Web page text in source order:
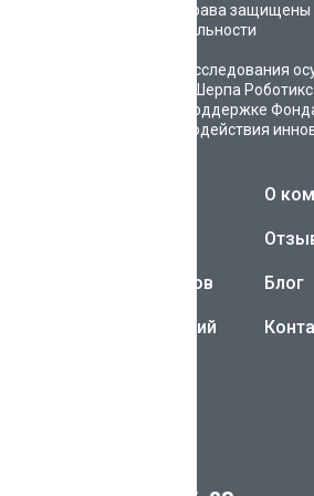
Sherpa AI. Все права защищены
Политика конфиденциальности
Исследования
«Шерпа
поддержке
содействия
Разработка чат-ботов
Внедрение AI-решений
О
Блог